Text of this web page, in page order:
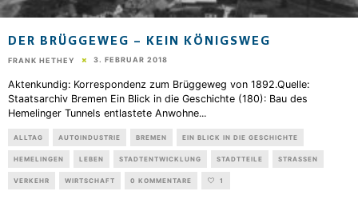
DER BRÜGGEWEG – KEIN KÖNIGSWEG
FRANK HETHEY 3. FEBRUAR 2018
Aktenkundig: Korrespondenz zum Brüggeweg von 1892.Quelle:
Staatsarchiv Bremen Ein Blick in die Geschichte (180): Bau des
Hemelinger Tunnels entlastete Anwohne...
ALLTAG AUTOINDUSTRIE BREMEN EIN BLICK IN DIE GESCHICHTE
HEMELINGEN LEBEN STADTENTWICKLUNG STADTTEILE STRASSEN
VERKEHR WIRTSCHAFT 0 KOMMENTARE 1